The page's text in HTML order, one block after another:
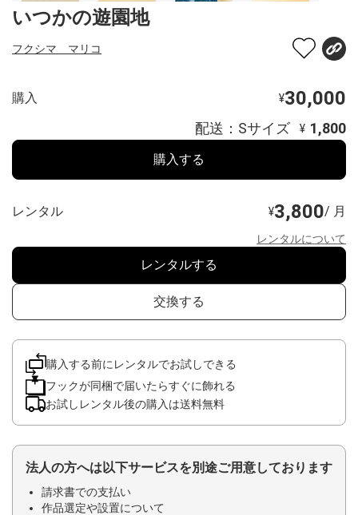
いつかの遊園地
フクシマ マリコ
購入 ¥30,000
配送：Sサイズ ¥ 1,800
購入する
レンタル ¥3,800/ 月
レンタルについて
レンタルする
交換する
購入する前にレンタルでお試しできる
フックが同梱で届いたらすぐに飾れる
お試しレンタル後の購入は送料無料
法人の方へは以下サービスを別途ご用意しております
請求書での支払い
作品選定や設置について